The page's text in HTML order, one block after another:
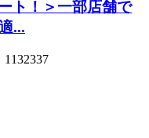
ト！＞一部店舗で
...